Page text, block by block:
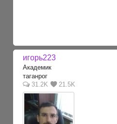
игорь223
Академик
таганрог
31.2K
21.5K